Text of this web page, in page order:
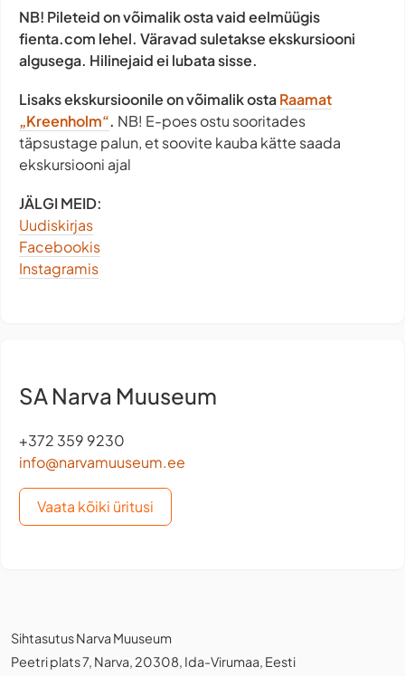
NB! Pileteid on võimalik osta vaid eelmüügis
fienta.com lehel. Väravad suletakse ekskursiooni
algusega. Hilinejaid ei lubata sisse.
Lisaks ekskursioonile on võimalik ostaRaamat
„Kreenholm“. NB! E-poes ostu sooritades
täpsustage palun, et soovite kauba kätte saada
ekskursiooni ajal
JÄLGI MEID:
Uudiskirjas
Facebookis
Instagramis
SA Narva Muuseum
+372 359 9230
info@narvamuuseum.ee
Vaata kõiki üritusi
Sihtasutus Narva Muuseum
Peetri plats 7, Narva, 20308, Ida-Virumaa, Eesti